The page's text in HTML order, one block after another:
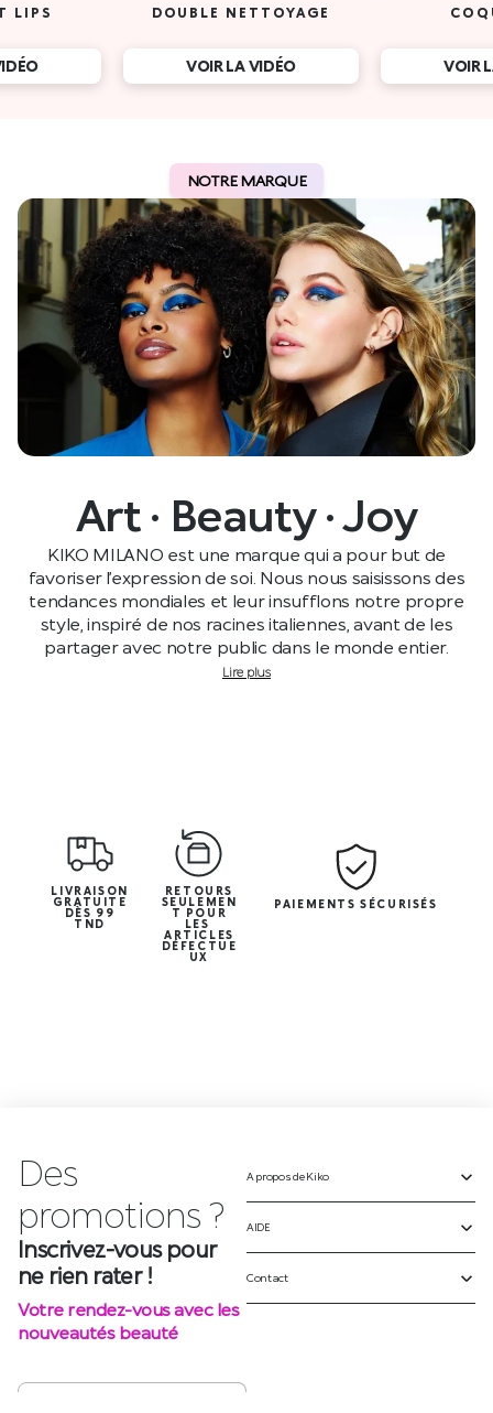
LIPS DOUBLE NETTOYAGE
VOIR LA VIDÉO VOIR
NOTRE MARQUE
Art · Beauty · Joy
KIKO MILANO est une marque qui a pour but de
favoriser l’expression de soi. Nous nous saisissons des
tendances mondiales et leur insufflons notre propre
style, inspiré de nos racines italiennes, avant de les
partager avec notre public dans le monde entier.
Lire plus
LIVRAISON
GRATUITE
DÈS 99
TND
RETOURS
SEULEMEN
T POUR
LES
ARTICLES
DÉFECTUE
UX
PAIEMENTS SÉCURISÉS
Des
Inscrivez-vous pour
ne rien rater !
Votre rendez-vous avec les
nouveautés beauté
A propos de Kiko
AIDE
Contact